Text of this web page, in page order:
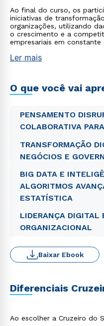
Ao final do curso, os
iniciativas de
organizações, utilizando
o crescimento e a
empresariais em constante
Ler mais
O que você vai
PENSAMENTO
COLABORATIVA
TRANSFORMAÇÃO
NEGÓCIOS E
BIG DATA E
ALGORITMOS
ESTATÍSTICA
LIDERANÇA DIGITAL
ORGANIZACIONAL
Baixar Ebook
Diferenciais
Ao escolher a Cruzeiro do